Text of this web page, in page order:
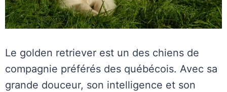
Le golden retriever est un des chiens de
compagnie préférés des québécois. Avec sa
grande douceur, son intelligence et son